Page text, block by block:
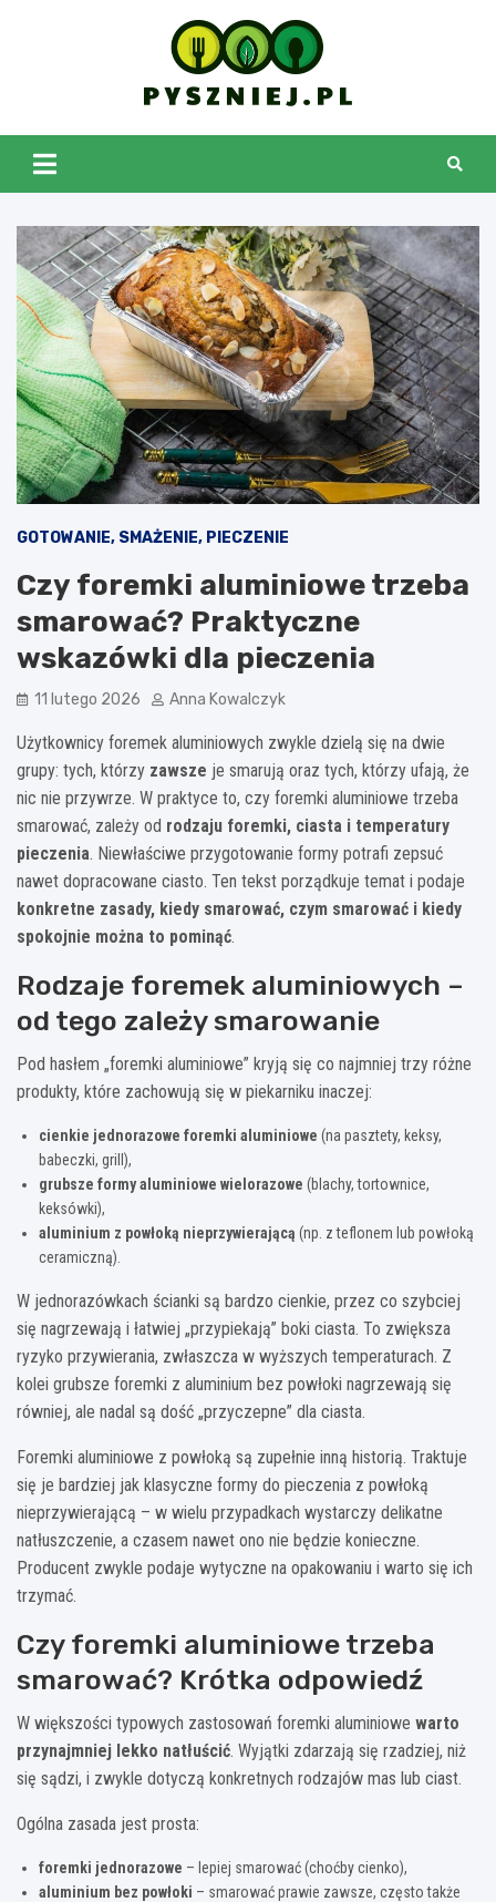
pyszniej.pl
GOTOWANIE, SMAŻENIE, PIECZENIE
Czy foremki aluminiowe trzeba
smarować? Praktyczne
wskazówki dla pieczenia
11 lutego 2026 Anna Kowalczyk
Użytkownicy foremek aluminiowych zwykle dzielą się na dwie
grupy: tych, którzy zawsze je smarują oraz tych, którzy ufają, że
nic nie przywrze. W praktyce to, czy foremki aluminiowe trzeba
smarować, zależy od rodzaju foremki, ciasta i temperatury
pieczenia. Niewłaściwe przygotowanie formy potrafi zepsuć
nawet dopracowane ciasto. Ten tekst porządkuje temat i podaje
konkretne zasady, kiedy smarować, czym smarować i kiedy
spokojnie można to pominąć.
Rodzaje foremek aluminiowych –
od tego zależy smarowanie
Pod hasłem „foremki aluminiowe” kryją się co najmniej trzy różne
produkty, które zachowują się w piekarniku inaczej:
cienkie jednorazowe foremki aluminiowe (na pasztety, keksy,
babeczki, grill),
grubsze formy aluminiowe wielorazowe (blachy, tortownice,
keksówki),
aluminium z powłoką nieprzywierającą (np. z teflonem lub powłoką
ceramiczną).
W jednorazówkach ścianki są bardzo cienkie, przez co szybciej
się nagrzewają i łatwiej „przypiekają” boki ciasta. To zwiększa
ryzyko przywierania, zwłaszcza w wyższych temperaturach. Z
kolei grubsze foremki z aluminium bez powłoki nagrzewają się
równiej, ale nadal są dość „przyczepne” dla ciasta.
Foremki aluminiowe z powłoką są zupełnie inną historią. Traktuje
się je bardziej jak klasyczne formy do pieczenia z powłoką
nieprzywierającą – w wielu przypadkach wystarczy delikatne
natłuszczenie, a czasem nawet ono nie będzie konieczne.
Producent zwykle podaje wytyczne na opakowaniu i warto się ich
trzymać.
Czy foremki aluminiowe trzeba
smarować? Krótka odpowiedź
W większości typowych zastosowań foremki aluminiowe warto
przynajmniej lekko natłuścić. Wyjątki zdarzają się rzadziej, niż
się sądzi, i zwykle dotyczą konkretnych rodzajów mas lub ciast.
Ogólna zasada jest prosta:
foremki jednorazowe – lepiej smarować (choćby cienko),
aluminium bez powłoki – smarować prawie zawsze, często także